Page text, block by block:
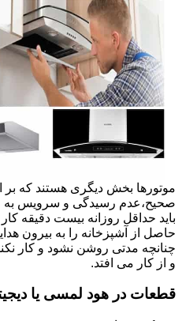
موتورها بخش دیگری هستند که بر
صحیح،عدم رسیدگی و سرویس به
باید حداقل روزانه بیست دقیقه
حاصل از آشپزخانه را به بیرون
چنانچه مدتی روشن نشود و کار
و از کار می افتد.
قطعات در هود لمسی یا